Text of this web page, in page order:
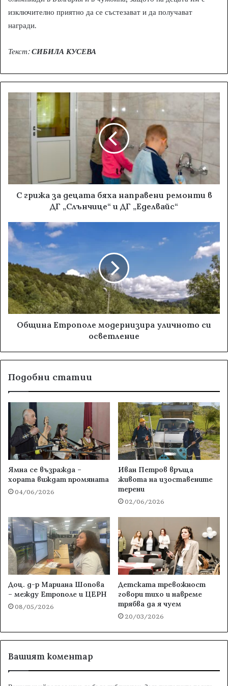
изключително приятно да се състезават и да получават
награди.
Текст:СИБИЛА КУСЕВА
С грижа за децата бяха направени ремонти в
ДГ „Слънчице“ и ДГ „Еделвайс“
Община Етрополе модернизира уличното си
осветление
Подобни статии
Ямна се възражда –
хората виждат промяната
04/06/2026
Иван Петров връща
живота на изоставените
терени
02/06/2026
Доц. д-р Мариана Шопова
– между Етрополе и ЦЕРН
08/05/2026
Детската тревожност
говори тихо и навреме
трябва да я чуем
20/03/2026
Вашият коментар